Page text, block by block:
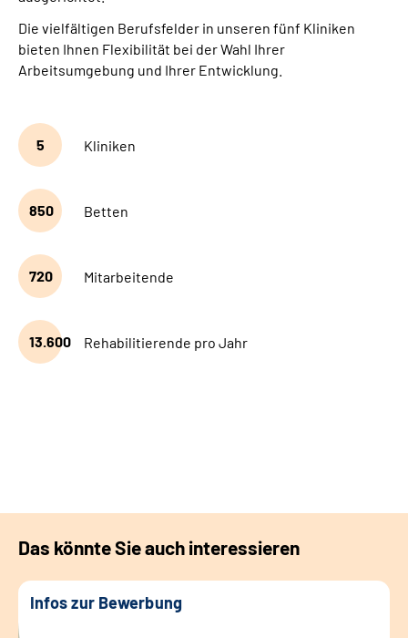
Die vielfältigen Berufsfelder in unseren fünf Kliniken
bieten Ihnen Flexibilität bei der Wahl Ihrer
Arbeitsumgebung und Ihrer Entwicklung.
5 Kliniken
850 Betten
720 Mitarbeitende
13.600 Rehabilitierende pro Jahr
Das könnte Sie auch interessieren
Infos zur Bewerbung